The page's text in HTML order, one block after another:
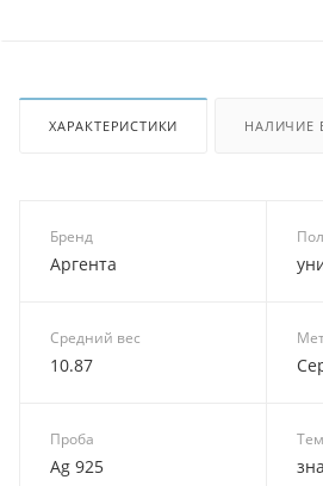
ХАРАКТЕРИСТИКИ НАЛИЧИЕ
Бренд
Аргента
Пол
Средний вес
10.87
Проба
Ag 925